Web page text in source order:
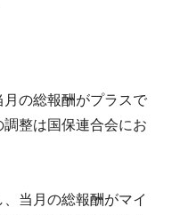
月の総報酬がプラスで
整は国保連合会にお
当月の総報酬がマイ